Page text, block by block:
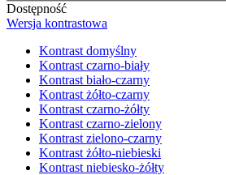
Dostępność
Wersja kontrastowa
Kontrast domyślny
Kontrast czarno-biały
Kontrast biało-czarny
Kontrast żółto-czarny
Kontrast czarno-żółty
Kontrast czarno-zielony
Kontrast zielono-czarny
Kontrast żółto-niebieski
Kontrast niebiesko-żółty